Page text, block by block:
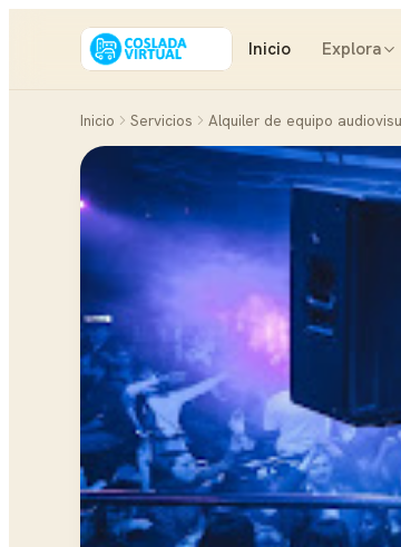
Inicio Explora
Inicio Servicios Alquiler de equipo